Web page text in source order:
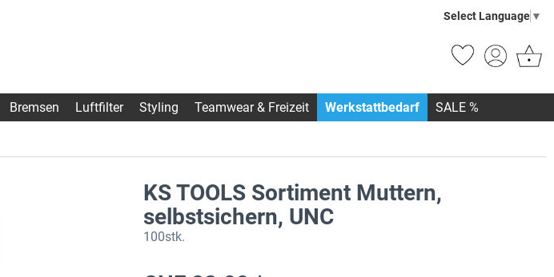
Select Language ▼
Bremsen Luftfilter Styling Teamwear & Freizeit Werkstattbedarf SALE %
KS TOOLS Sortiment Muttern,
selbstsichern, UNC
100stk.